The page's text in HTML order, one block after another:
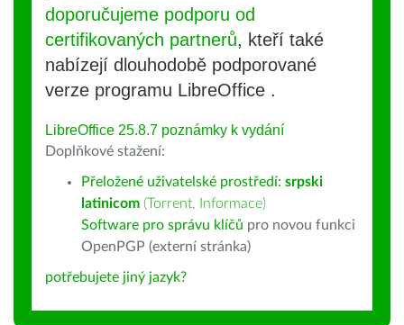
doporučujeme podporu od
certifikovaných partnerů, kteří také
nabízejí dlouhodobě podporované
verze programu LibreOffice .
LibreOffice 25.8.7 poznámky k vydání
Doplňkové stažení:
Přeložené uživatelské prostředí: srpski
latinicom (Torrent, Informace)
Software pro správu klíčů pro novou funkci
OpenPGP (externí stránka)
potřebujete jiný jazyk?